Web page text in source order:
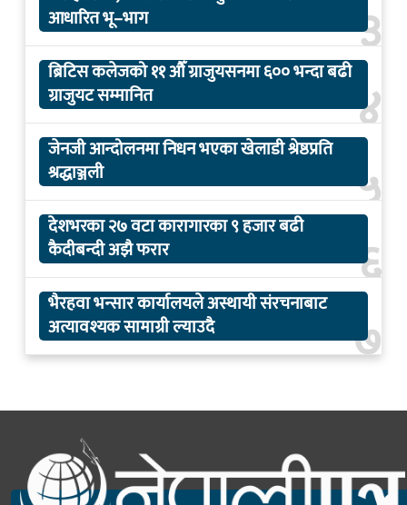
३
आधारित भू–भाग
४
ब्रिटिस कलेजको ११ औँ ग्राजुयसनमा ६०० भन्दा बढी
ग्राजुयट सम्मानित
५
जेनजी आन्दोलनमा निधन भएका खेलाडी श्रेष्ठप्रति
श्रद्धाञ्जली
६
देशभरका २७ वटा कारागारका ९ हजार बढी
कैदीबन्दी अझै फरार
७
भैरहवा भन्सार कार्यालयले अस्थायी संरचनाबाट
अत्यावश्यक सामाग्री ल्याउदै